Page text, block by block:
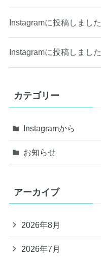
Instagramに投稿しました
Instagramに投稿しました
カテゴリー
Instagramから
お知らせ
アーカイブ
2026年8月
2026年7月